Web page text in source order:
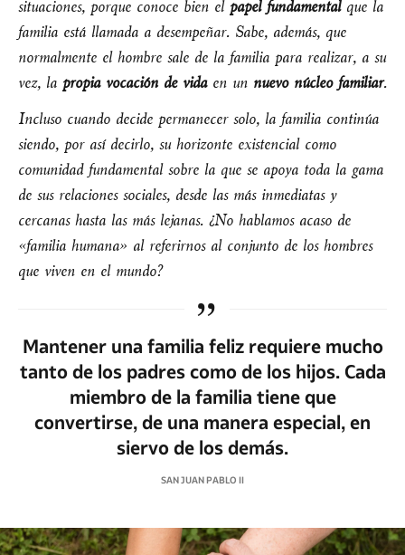
situaciones, porque conoce bien el papel fundamentalque la
familia está llamada a desempeñar. Sabe, además, que
normalmente el hombre sale de la familia para realizar, a su
vez, la propia vocación de vidaen un nuevo núcleo familiar.
Incluso cuando decide permanecer solo, la familia continúa
siendo, por así decirlo, su horizonte existencial como
comunidad fundamental sobre la que se apoya toda la gama
de sus relaciones sociales, desde las más inmediatas y
cercanas hasta las más lejanas. ¿No hablamos acaso de
«familia humana» al referirnos al conjunto de los hombres
que viven en el mundo?
Mantener una familia feliz requiere mucho
tanto de los padres como de los hijos. Cada
miembro de la familia tiene que
convertirse, de una manera especial, en
siervo de los demás.
SAN JUAN PABLO II